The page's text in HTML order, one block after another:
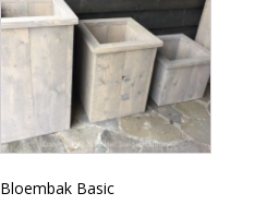
Bloembak Basic
meerdere
variaties.
Deze
optie
gekozen
op